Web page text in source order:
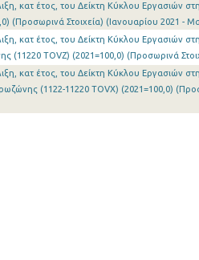
κατ έτος, του Δείκτη Κύκλου Εργασιών
(Προσωρινά Στοιχεία) (Ιανουαρίου 2021 -
κατ έτος, του Δείκτη Κύκλου Εργασιών
(11220 TOVZ) (2021=100,0) (Προσωρινά
κατ έτος, του Δείκτη Κύκλου Εργασιών
(1122-11220 TOVX) (2021=100,0)